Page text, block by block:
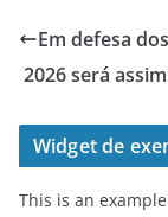
Em defesa
2026 será
Widget de
This is an